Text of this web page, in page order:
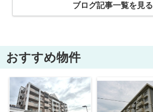
ブログ記事一覧を見る
おすすめ物件